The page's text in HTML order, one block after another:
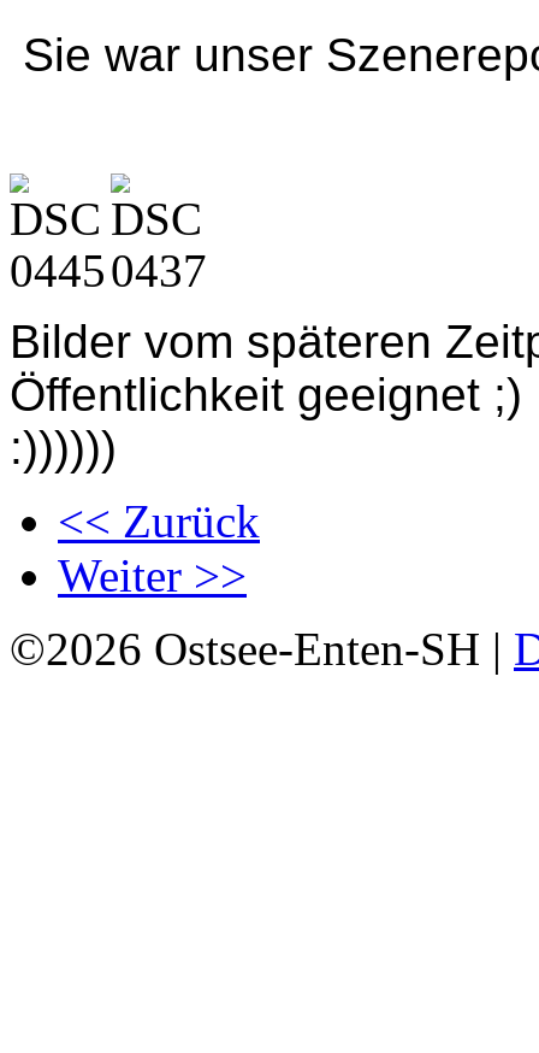
Sie war unser
Bilder vom späteren
Öffentlichkeit geeignet
:))))))
<< Zurück
Weiter >>
©2026 Ostsee-Enten-SH |